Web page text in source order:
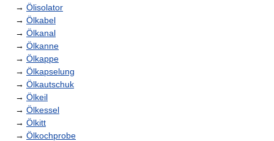
→ Ölisolator
→ Ölkabel
→ Ölkanal
→ Ölkanne
→ Ölkappe
→ Ölkapselung
→ Ölkautschuk
→ Ölkeil
→ Ölkessel
→ Ölkitt
→ Ölkochprobe